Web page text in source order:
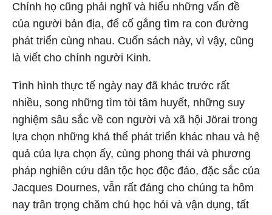
Chính họ cũng phải nghĩ và hiểu những vấn đề
của người bản địa, để cố gắng tìm ra con đường
phát triển cùng nhau. Cuốn sách này, vì vậy, cũng
là viết cho chính người Kinh.
Tình hình thực tế ngày nay đã khác trước rất
nhiều, song những tìm tòi tâm huyết, những suy
nghiệm sâu sắc về con người và xã hội Jörai trong
lựa chọn những khả thể phát triển khác nhau và hệ
quả của lựa chọn ấy, cùng phong thái và phương
pháp nghiên cứu dân tộc học độc đáo, đặc sắc của
Jacques Dournes, vẫn rất đáng cho chúng ta hôm
nay trân trọng chăm chú học hỏi và vận dụng, tất